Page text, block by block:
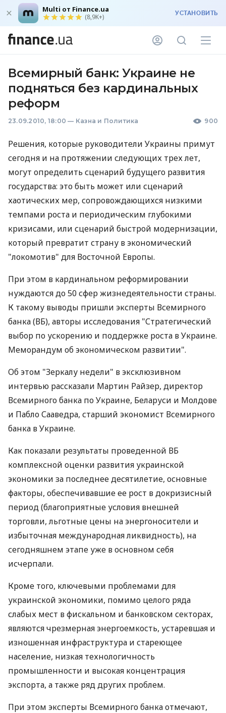
Multi от Finance.ua
(8,9K+) УСТАНОВИТЬ
Всемирный банк: Украине не
подняться без кардинальных
реформ
23.09.2010, 18:00 — Казна и Политика 900
Решения, которые руководители Украины примут
сегодня и на протяжении следующих трех лет,
могут определить сценарий будущего развития
государства: это быть может или сценарий
хаотических мер, сопровождающихся низкими
темпами роста и периодическим глубокими
кризисами, или сценарий быстрой модернизации,
который превратит страну в экономический
"локомотив" для Восточной Европы.
При этом в кардинальном реформировании
нуждаются до 50 сфер жизнедеятельности страны.
К такому выводы пришли эксперты Всемирного
банка (ВБ), авторы исследования "Стратегический
выбор по ускорению и поддержке роста в Украине.
Меморандум об экономическом развитии".
Об этом "Зеркалу недели" в эксклюзивном
интервью рассказали Мартин Райзер, директор
Всемирного банка по Украине, Беларуси и Молдове
и Пабло Сааведра, старший экономист Всемирного
банка в Украине.
Как показали результаты проведенной ВБ
комплексной оценки развития украинской
экономики за последнее десятилетие, основные
факторы, обеспечивавшие ее рост в докризисный
период (благоприятные условия внешней
торговли, льготные цены на энергоносители и
избыточная международная ликвидность), на
сегодняшнем этапе уже в основном себя
исчерпали.
Кроме того, ключевыми проблемами для
украинской экономики, помимо целого ряда
слабых мест в фискальном и банковском секторах,
являются чрезмерная энергоемкость, устаревшая и
изношенная инфраструктура и стареющее
население, низкая технологичность
промышленности и высокая концентрация
экспорта, а также ряд других проблем.
При этом эксперты Всемирного банка отмечают,